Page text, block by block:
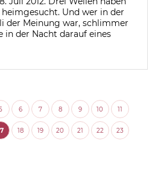
Und wer in der
der Meinung war, schlimmer
in der Nacht darauf eines
6 7 8 9 10 11
18 19 20 21 22 23